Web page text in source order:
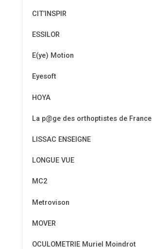
CIT’INSPIR
ESSILOR
E(ye) Motion
Eyesoft
HOYA
La p@ge des orthoptistes de France
LISSAC ENSEIGNE
LONGUE VUE
MC2
Metrovison
MOVER
OCULOMETRIE Muriel Moindrot